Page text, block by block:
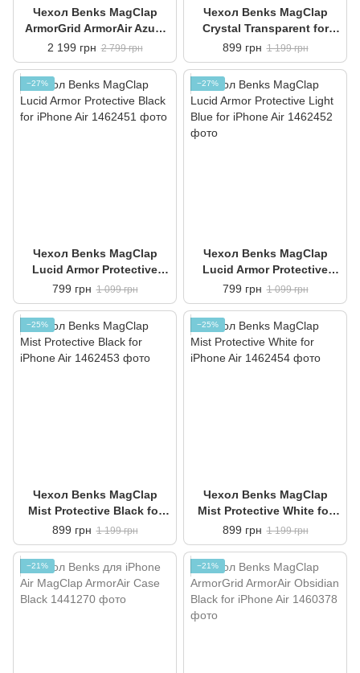
Чехол Benks MagClap
ArmorGrid ArmorAir Azure
Blue for iPhone Air
2 199 грн 2 799 грн
Чехол Benks MagClap
Crystal Transparent for
iPhone Air
899 грн 1 199 грн
−27%
Чехол Benks MagClap
Lucid Armor Protective
Black for iPhone Air
799 грн 1 099 грн
−27%
Чехол Benks MagClap
Lucid Armor Protective
Light Blue for iPhone Air
799 грн 1 099 грн
−25%
Чехол Benks MagClap
Mist Protective Black for
iPhone Air
899 грн 1 199 грн
−25%
Чехол Benks MagClap
Mist Protective White for
iPhone Air
899 грн 1 199 грн
−21% −21%